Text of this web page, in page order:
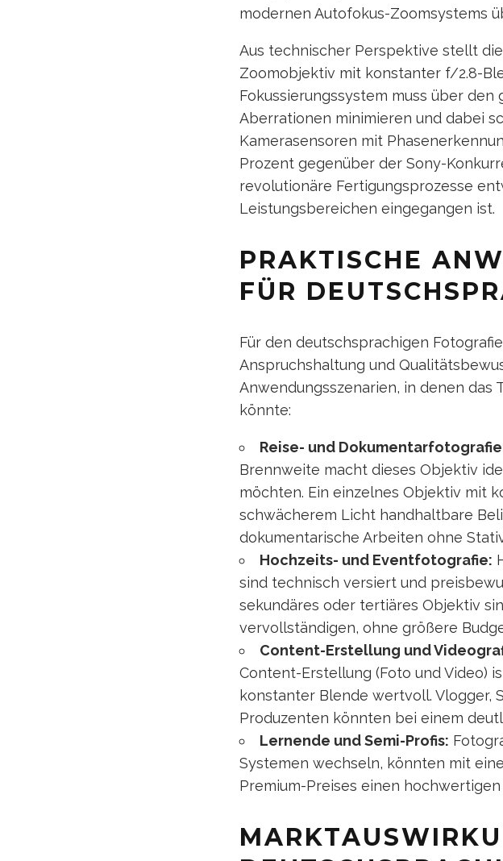
modernen Autofokus-Zoomsystems
Aus technischer Perspektive stellt
Zoomobjektiv mit konstanter f/2.8-
Fokussierungssystem muss über
Aberrationen minimieren und dabei
Kamerasensoren mit
Prozent gegenüber der Sony-
revolutionäre Fertigungsprozesse
Leistungsbereichen eingegangen ist.
PRAKTISCHE
FÜR
Für den deutschsprachigen
Anspruchshaltung und
Anwendungsszenarien, in denen
könnte:
Reise- und
Brennweite macht dieses Objektiv
möchten. Ein einzelnes Objektiv mit
schwächerem Licht handhaltbare
dokumentarische Arbeiten ohne
Hochzeits- und Eventfotografie:
sind technisch versiert und
sekundäres oder tertiäres Objektiv
vervollständigen, ohne größere
Content-Erstellung und
Content-Erstellung (Foto und Video)
konstanter Blende wertvoll. Vlogger,
Produzenten könnten bei einem
Lernende und Semi-Profis:
Systemen wechseln, könnten mit
Premium-Preises einen